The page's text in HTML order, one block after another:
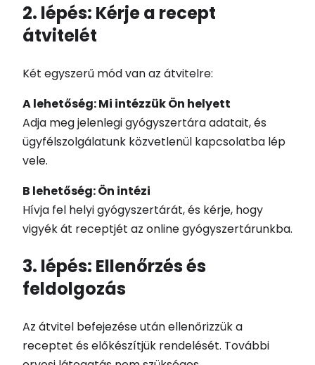
2. lépés: Kérje a recept
átvitelét
Két egyszerű mód van az átvitelre:
A lehetőség: Mi intézzük Ön helyett
Adja meg jelenlegi gyógyszertára adatait, és
ügyfélszolgálatunk közvetlenül kapcsolatba lép
vele.
B lehetőség: Ön intézi
Hívja fel helyi gyógyszertárát, és kérje, hogy
vigyék át receptjét az online gyógyszertárunkba.
3. lépés: Ellenőrzés és
feldolgozás
Az átvitel befejezése után ellenőrizzük a
receptet és előkészítjük rendelését. További